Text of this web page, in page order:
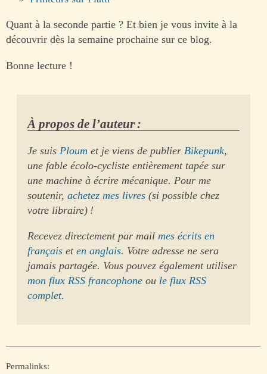
Quant à la seconde partie ? Et bien je vous invite à la
découvrir dès la semaine prochaine sur ce blog.
Bonne lecture !
À propos de l’auteur :
Je suisPloum et je viens de publierBikepunk,
une fable écolo-cycliste entièrement tapée sur
une machine à écrire mécanique. Pour me
soutenir,achetez mes livres (si possible chez
votre libraire) !
Recevez directement par mailmes écrits en
français eten anglais. Votre adresse ne sera
jamais partagée. Vous pouvez également utiliser
mon flux RSS francophone ou le flux RSS
complet.
Permalinks: